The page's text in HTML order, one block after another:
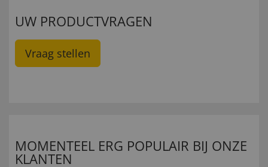
UW PRODUCTVRAGEN
Vraag stellen
MOMENTEEL ERG POPULAIR BIJ ONZE
KLANTEN